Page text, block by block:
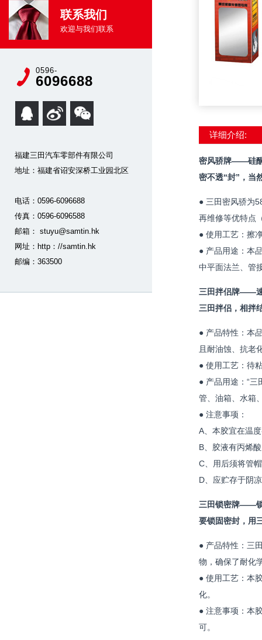
联系我们
欢迎与我们联系
0596-
6096688
福建三田汽车零部件有限公司
地址：福建省诏安深桥工业园北区
电话：0596-6096688
传真：0596-6096588
邮箱： stuyu@samtin.hk
网址：http：//samtin.hk
邮编：363500
详细介绍:
密风骄牌——硅
密不透“封”，当
● 三田密风骄为
再维修等优特点
● 使用工艺：擦
● 产品用途：本
中平面法兰、管
三田拌侣牌——
三田拌侣，相拌
● 产品特性：本
且耐油蚀、抗老
● 使用工艺：待
● 产品用途：“
管、油箱、水箱
● 注意事项：
A、本胶宜在温
B、胶液有丙烯
C、用后须将管
D、应贮存于阴
三田锁密牌——
要锁固密封，用
● 产品特性：三
物，确保了耐化
● 使用工艺：本
化。
● 注意事项：本
可。